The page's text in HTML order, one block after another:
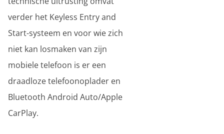
verder het Keyless Entry and
Start-systeem en voor wie zich
niet kan losmaken van zijn
mobiele telefoon is er een
draadloze telefoonoplader en
Bluetooth Android Auto/Apple
CarPlay.